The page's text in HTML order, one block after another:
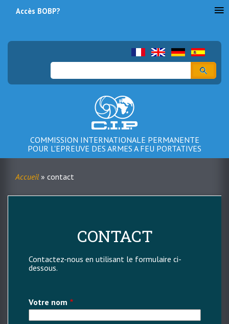
Rechercher
COMMISSION INTERNATIONALE PERMANENTE
POUR L'EPREUVE DES ARMES A FEU PORTATIVES
du
compte
l'utilisateur
Accès BOBP?
Fil
Accueil contact
CONTACT
Contactez-nous en utilisant le formulaire ci-
dessous.
Votre nom